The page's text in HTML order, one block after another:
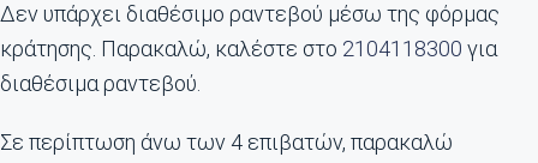
Δεν υπάρχει διαθέσιμο ραντεβού μέσω της φόρμας
κράτησης. Παρακαλώ, καλέστε στο 2104118300 για
διαθέσιμα ραντεβού.
Σε περίπτωση άνω των 4 επιβατών, παρακαλώ